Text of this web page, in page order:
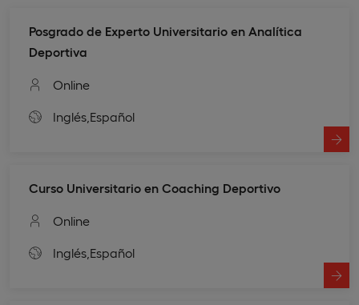
Posgrado de Experto Universitario en Analítica
Deportiva
Online
Inglés, Español
Curso Universitario en Coaching Deportivo
Online
Inglés, Español